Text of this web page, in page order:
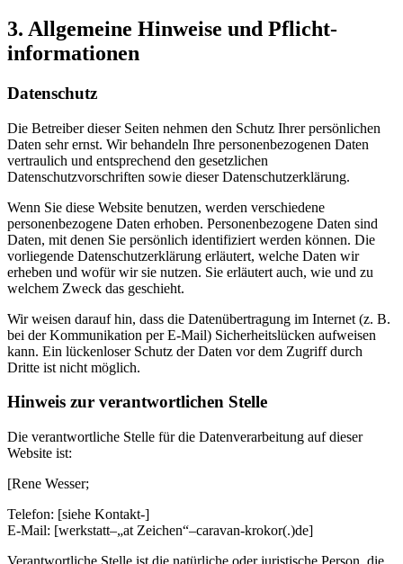
3. Allgemeine Hinweise und Pflicht­
informationen
Datenschutz
Die Betreiber dieser Seiten nehmen den Schutz Ihrer persönlichen
Daten sehr ernst. Wir behandeln Ihre personenbezogenen Daten
vertraulich und entsprechend den gesetzlichen
Datenschutzvorschriften sowie dieser Datenschutzerklärung.
Wenn Sie diese Website benutzen, werden verschiedene
personenbezogene Daten erhoben. Personenbezogene Daten sind
Daten, mit denen Sie persönlich identifiziert werden können. Die
vorliegende Datenschutzerklärung erläutert, welche Daten wir
erheben und wofür wir sie nutzen. Sie erläutert auch, wie und zu
welchem Zweck das geschieht.
Wir weisen darauf hin, dass die Datenübertragung im Internet (z. B.
bei der Kommunikation per E-Mail) Sicherheitslücken aufweisen
kann. Ein lückenloser Schutz der Daten vor dem Zugriff durch
Dritte ist nicht möglich.
Hinweis zur verantwortlichen Stelle
Die verantwortliche Stelle für die Datenverarbeitung auf dieser
Website ist:
[Rene Wesser;
Telefon: [siehe Kontakt-]
E-Mail: [werkstatt–„at Zeichen“–caravan-krokor(.)de]